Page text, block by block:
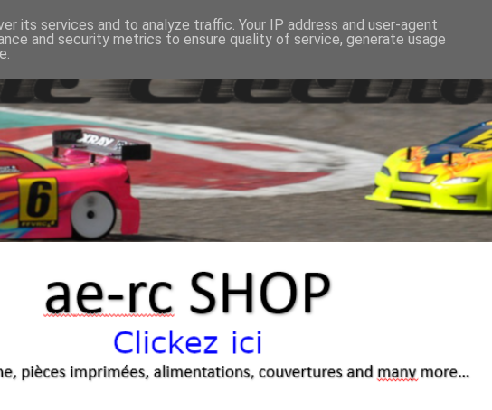
its services and to analyze traffic. Your IP address and user-agent
and security metrics to ensure quality of service, generate usage